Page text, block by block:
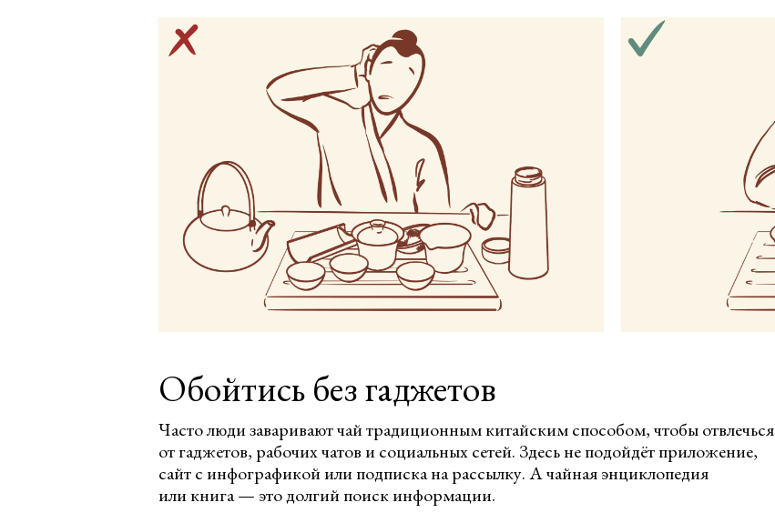
Обойтись без гаджетов
Часто люди заваривают чай традиционным китайским способом, чтобы отвлечься
от гаджетов, рабочих чатов и социальных сетей. Здесь не подойдёт приложение,
сайт с инфографикой или подписка на рассылку. А чайная энциклопедия
или книга — это долгий поиск информации.